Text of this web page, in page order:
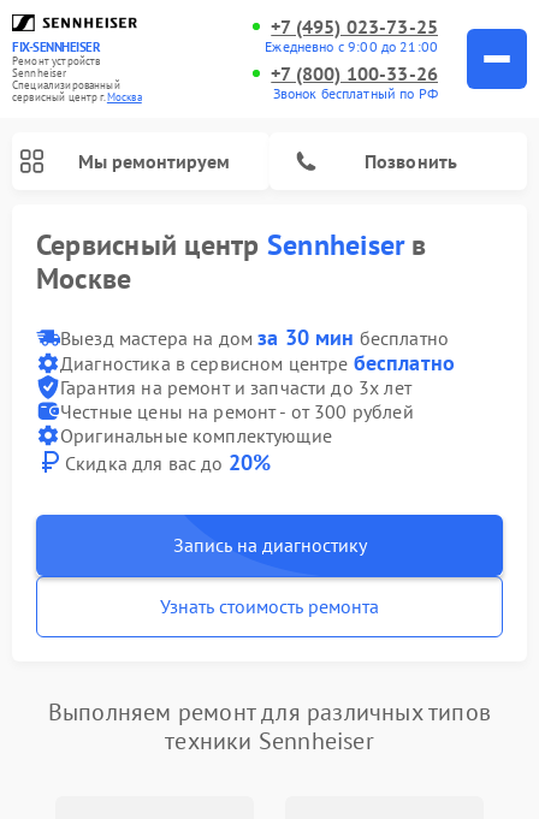
FIX-SENNHEISER
Ремонт устройств
Sennheiser
Специализированный
cервисный центр г.Москва
+7 (495) 023-73-25
Ежедневно с 9:00 до 21:00
+7 (800) 100-33-26
Звонок бесплатный по РФ
Мы ремонтируем Позвонить
Сервисный центр Sennheiserв
Москве
Выезд мастера на домза 30 мин бесплатно
Диагностика в сервисном центре бесплатно
Гарантия на ремонт и запчасти до 3х лет
Честные цены на ремонт - от 300 рублей
Оригинальные комплектующие
Скидка для вас до 20%
Запись на диагностику
Узнать стоимость ремонта
Выполняем ремонт для различных типов
техники Sennheiser